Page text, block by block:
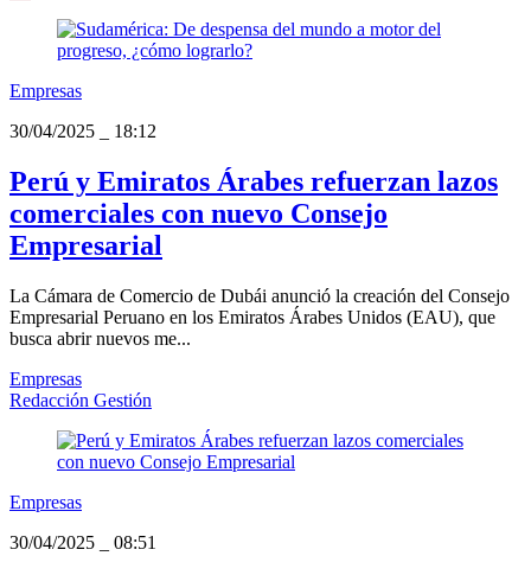
Empresas
30/04/2025
18:12
Perú y Emiratos Árabes refuerzan lazos
comerciales con nuevo Consejo
Empresarial
La Cámara de Comercio de Dubái anunció la creación del Consejo
Empresarial Peruano en los Emiratos Árabes Unidos (EAU), que
busca abrir nuevos me...
Empresas
Redacción Gestión
Empresas
30/04/2025
08:51